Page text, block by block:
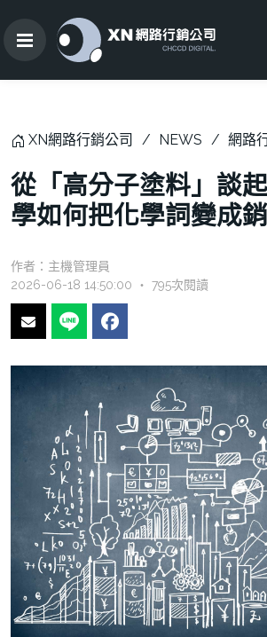
XN網路行銷公司 NEWS 網路
從「高分子塗料」談
學如何把化學詞變成
作者： 主機管理員
2026-06-18 14:50:00 ‧ 795次閱讀